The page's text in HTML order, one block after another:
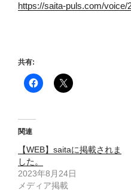
https://saita-puls.com/voice/
共有:
関連
【WEB】saitaに掲載されま
した。
2023年8月24日
メディア掲載